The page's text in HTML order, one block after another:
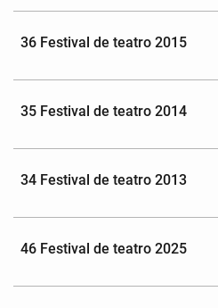
36 Festival de teatro 2015
35 Festival de teatro 2014
34 Festival de teatro 2013
46 Festival de teatro 2025